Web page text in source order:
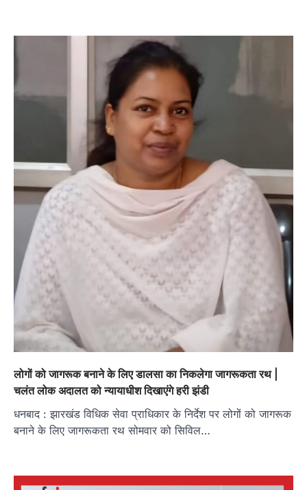
लोगों को जागरूक बनाने के लिए डालसा का निकलेगा जागरूकता रथ |
चलंत लोक अदालत को न्यायाधीश दिखाएंगे हरी झंडी
धनबाद : झारखंड विधिक सेवा प्राधिकार के निर्देश पर लोगों को जागरूक
बनाने के लिए जागरूकता रथ सोमवार को सिविल…